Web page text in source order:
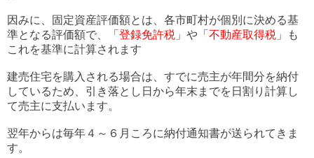
因みに、固定資産評価額とは、各市町村が個別に決める基
準となる評価額で、「 登録免許税 」や「 不動産取得税 」も
これを基準に計算されます
建売住宅を購入される場合は、すでに売主が年間分を納付
しているため、引き落とし日から年末までを日割り計算し
て売主に支払います。
翌年からは毎年４～６月ころに納付通知書が送られてきま
す。